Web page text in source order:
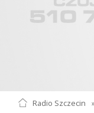
Radio Szczecin